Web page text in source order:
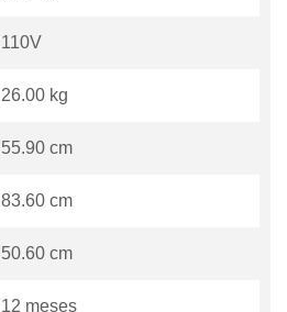
110V
26.00 kg
55.90 cm
83.60 cm
50.60 cm
12 meses